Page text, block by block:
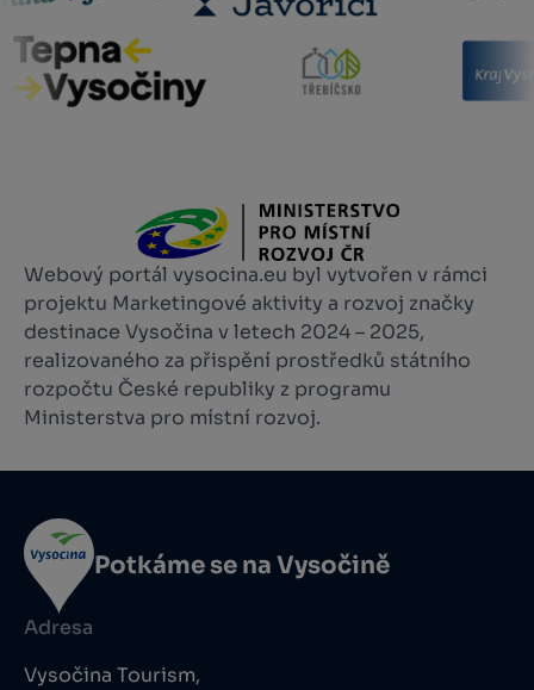
Webový portál vysocina.eu byl vytvořen v rámci
projektu Marketingové aktivity a rozvoj značky
destinace Vysočina v letech 2024 – 2025,
realizovaného za přispění prostředků státního
rozpočtu České republiky z programu
Ministerstva pro místní rozvoj.
Potkáme se na Vysočině
Adresa
Vysočina Tourism,